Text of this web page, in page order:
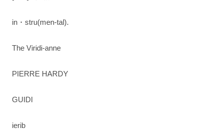
in・stru(men-tal).
The Viridi-anne
PIERRE HARDY
GUIDI
ierib